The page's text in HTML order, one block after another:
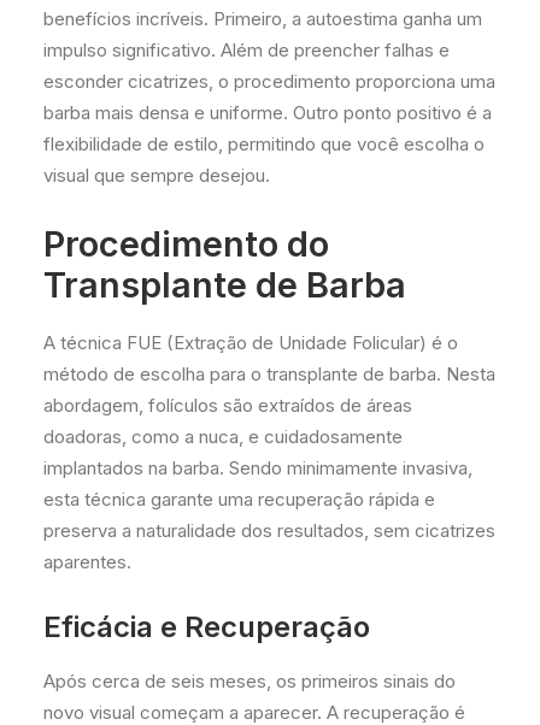
benefícios incríveis. Primeiro, a autoestima ganha um
impulso significativo. Além de preencher falhas e
esconder cicatrizes, o procedimento proporciona uma
barba mais densa e uniforme. Outro ponto positivo é a
flexibilidade de estilo, permitindo que você escolha o
visual que sempre desejou.
Procedimento do
Transplante de Barba
A técnica FUE (Extração de Unidade Folicular) é o
método de escolha para o transplante de barba. Nesta
abordagem, folículos são extraídos de áreas
doadoras, como a nuca, e cuidadosamente
implantados na barba. Sendo minimamente invasiva,
esta técnica garante uma recuperação rápida e
preserva a naturalidade dos resultados, sem cicatrizes
aparentes.
Eficácia e Recuperação
Após cerca de seis meses, os primeiros sinais do
novo visual começam a aparecer. A recuperação é